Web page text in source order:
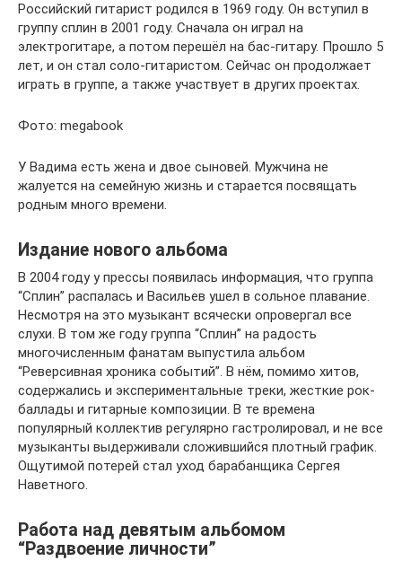
Российский гитарист родился в 1969 году. Он вступил в
группу сплин в 2001 году. Сначала он играл на
электрогитаре, а потом перешёл на бас-гитару. Прошло 5
лет, и он стал соло-гитаристом. Сейчас он продолжает
играть в группе, а также участвует в других проектах.
Фото: megabook
У Вадима есть жена и двое сыновей. Мужчина не
жалуется на семейную жизнь и старается посвящать
родным много времени.
Издание нового альбома
В 2004 году у прессы появилась информация, что группа
“Сплин” распалась и Васильев ушел в сольное плавание.
Несмотря на это музыкант всячески опровергал все
слухи. В том же году группа “Сплин” на радость
многочисленным фанатам выпустила альбом
“Реверсивная хроника событий”. В нём, помимо хитов,
содержались и экспериментальные треки, жесткие рок-
баллады и гитарные композиции. В те времена
популярный коллектив регулярно гастролировал, и не все
музыканты выдерживали сложившийся плотный график.
Ощутимой потерей стал уход барабанщика Сергея
Наветного.
Работа над девятым альбомом
“Раздвоение личности”